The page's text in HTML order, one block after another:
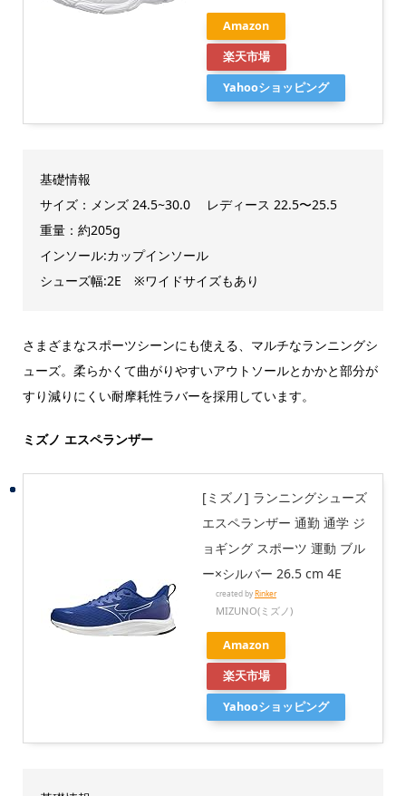
Amazon
楽天市場
Yahooショッピング
基礎情報
サイズ：メンズ 24.5~30.0 レディース 22.5〜25.5
重量：約205g
インソール:カップインソール
シューズ幅:2E ※ワイドサイズもあり
さまざまなスポーツシーンにも使える、マルチなランニングシ
ューズ。柔らかくて曲がりやすいアウトソールとかかと部分が
すり減りにくい耐摩耗性ラバーを採用しています。
ミズノ エスペランザー
[ミズノ] ランニングシューズ
エスペランザー 通勤 通学 ジ
ョギング スポーツ 運動 ブル
ー×シルバー 26.5 cm 4E
created by Rinker
MIZUNO(ミズノ)
Amazon
楽天市場
Yahooショッピング